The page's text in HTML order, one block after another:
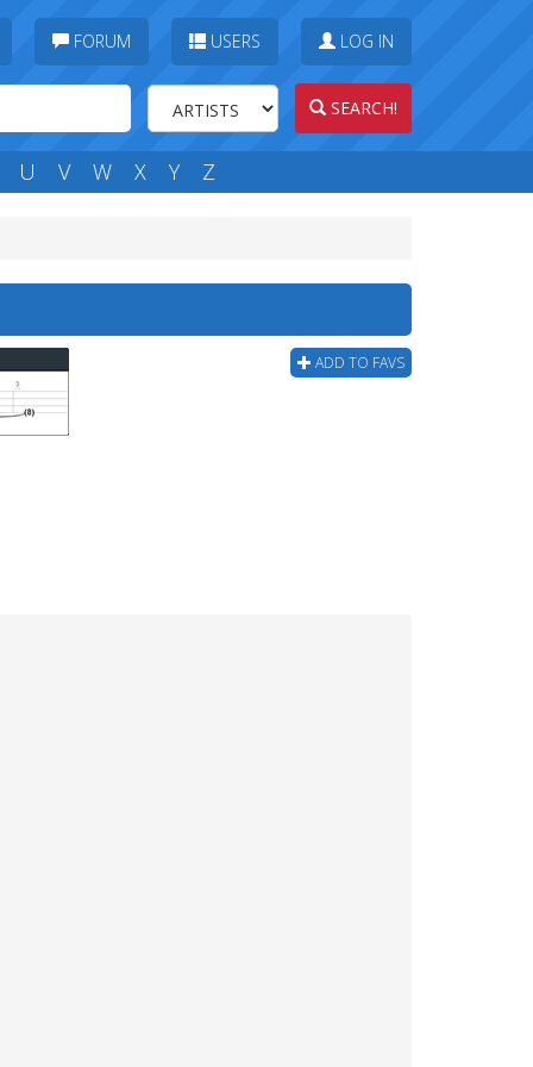
FORUM USERS LOG IN
SEARCH!
U V W X Y Z
ADD TO FAVS